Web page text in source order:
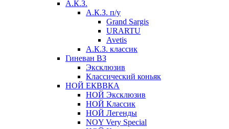
А.К.З.
А.К.З. п/у
Grand Sargis
URARTU
Avetis
А.К.З. классик
Гиневан ВЗ
Эксклюзив
Классический коньяк
НОЙ ЕКВВКА
НОЙ Эксклюзив
НОЙ Классик
НОЙ Легенды
NOY Very Speсial